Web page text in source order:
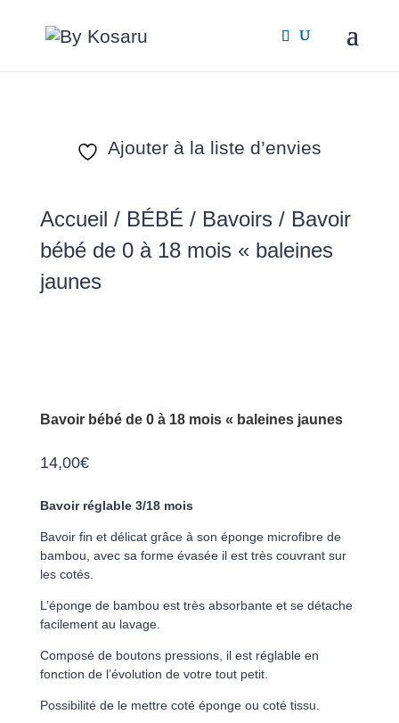
Ajouter à la liste d’envies
Accueil / BÉBÉ / Bavoirs / Bavoir
bébé de 0 à 18 mois « baleines
jaunes
Bavoir bébé de 0 à 18 mois « baleines jaunes
14,00€
Bavoir réglable 3/18 mois
Bavoir fin et délicat grâce à son éponge microfibre de
bambou, avec sa forme évasée il est très couvrant sur
les cotés.
L’éponge de bambou est très absorbante et se détache
facilement au lavage.
Composé de boutons pressions, il est réglable en
fonction de l’évolution de votre tout petit.
Possibilité de le mettre coté éponge ou coté tissu.